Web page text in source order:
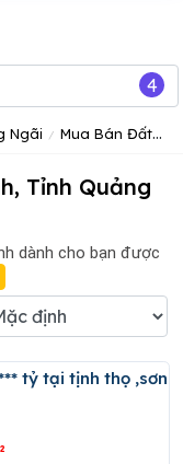
Ngãi Mua Bán Đất Huyện Sơn Tịnh Tỉnh Quảng Ngãi
Tỉnh Quảng
dành cho bạn được
4